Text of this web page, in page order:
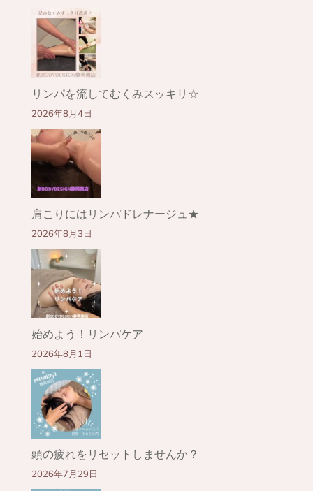
リンパを流してむくみスッキリ☆
2026年8月4日
肩こりにはリンパドレナージュ★
2026年8月3日
始めよう！リンパケア
2026年8月1日
頭の疲れをリセットしませんか？
2026年7月29日